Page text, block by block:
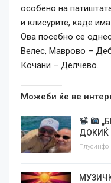
особено на
и клисурите, каде
Ова посебно се
Велес, Маврово –
Кочани – Делчево.
Можеби ќе ве
ДОКИЌ
Плусинфо